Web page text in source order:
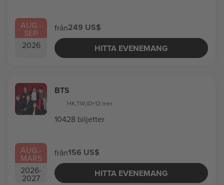
AUG.-
SEP.
2026
från249 US$
HITTA EVENEMANG
AUG.-
MARS
2026-
2027
BTS
HK,TW,ID+12 mer
10428 biljetter
från156 US$
HITTA EVENEMANG